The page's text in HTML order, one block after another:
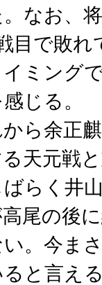
なお、
目で敗
イミング
じる。
ら余正麒
天元戦
らく井
尾の後
。今ま
ると言え